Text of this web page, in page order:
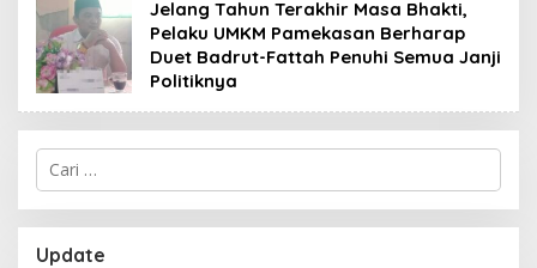
Jelang Tahun Terakhir Masa Bhakti,
Pelaku UMKM Pamekasan Berharap
Duet Badrut-Fattah Penuhi Semua Janji
Politiknya
Cari
untuk:
Update